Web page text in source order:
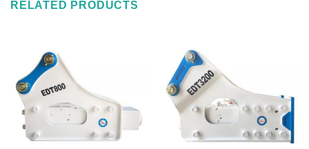
RELATED PRODUCTS